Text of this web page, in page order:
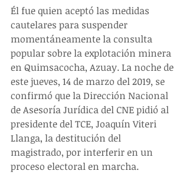
Él fue quien aceptó las medidas
cautelares para suspender
momentáneamente la consulta
popular sobre la explotación minera
en Quimsacocha, Azuay. La noche de
este jueves, 14 de marzo del 2019, se
confirmó que la Dirección Nacional
de Asesoría Jurídica del CNE pidió al
presidente del TCE, Joaquín Viteri
Llanga, la destitución del
magistrado, por interferir en un
proceso electoral en marcha.